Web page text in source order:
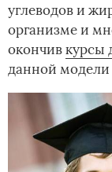
углеводов и
организме и
окончивкурсы
данной модели